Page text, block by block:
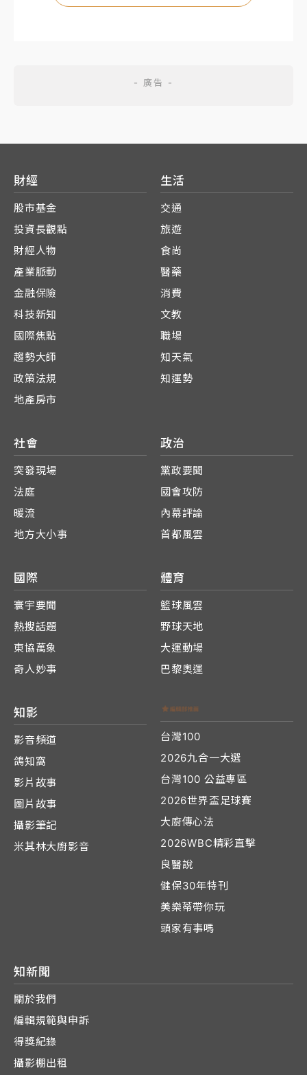
財經
股市基金
投資長觀點
財經人物
產業脈動
金融保險
科技新知
國際焦點
趨勢大師
政策法規
地產房市
生活
交通
旅遊
食尚
醫藥
消費
文教
職場
知天氣
知運勢
社會
突發現場
法庭
暖流
地方大小事
政治
黨政要聞
國會攻防
內幕評論
首都風雲
國際
寰宇要聞
熱搜話題
東協萬象
奇人妙事
體育
籃球風雲
野球天地
大運動場
巴黎奧運
知影
影音頻道
鴿知窩
影片故事
圖片故事
攝影筆記
米其林大廚影音
台灣100
2026九合一大選
台灣100 公益專區
2026世界盃足球賽
大廚傳心法
2026WBC精彩直擊
良醫說
健保30年特刊
美樂蒂帶你玩
頭家有事嗎
知新聞
關於我們
編輯規範與申訴
得獎紀錄
攝影棚出租